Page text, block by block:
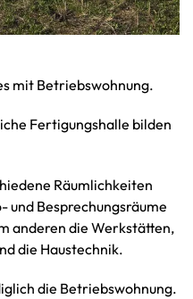
mit Betriebswohnung.
Fertigungshalle bilden
Räumlichkeiten
und Besprechungsräume
anderen die Werkstätten,
die Haustechnik.
die Betriebswohnung.